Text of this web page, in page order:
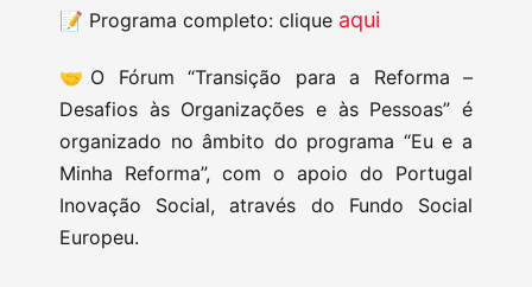
📝 Programa completo: clique aqui
🤝O Fórum “Transição para a Reforma –
Desafios às Organizações e às Pessoas” é
organizado no âmbito do programa “Eu e a
Minha Reforma”, com o apoio do Portugal
Inovação Social, através do Fundo Social
Europeu.